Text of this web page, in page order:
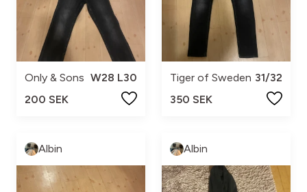
Only & Sons W28 L30
200 SEK
Tiger of Sweden 31/32
350 SEK
Albin Albin